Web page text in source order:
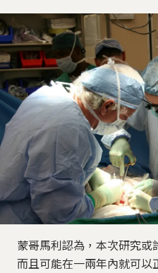
蒙哥馬利認為，本次研究或
而且可能在一兩年內就可以